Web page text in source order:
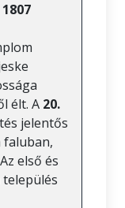
1807
élt. A 20.
jelentős
faluban,
első és